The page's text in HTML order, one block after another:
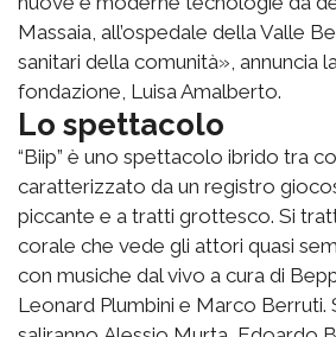
Massaia, all’ospedale della Valle
sanitari della comunità», annuncia
fondazione, Luisa Amalberto.
Lo spettacolo
“Biip” è uno spettacolo ibrido tra
caratterizzato da un registro
piccante e a tratti grottesco. Si
corale che vede gli attori quasi
con musiche dal vivo a cura di
Leonard Plumbini e Marco Berruti.